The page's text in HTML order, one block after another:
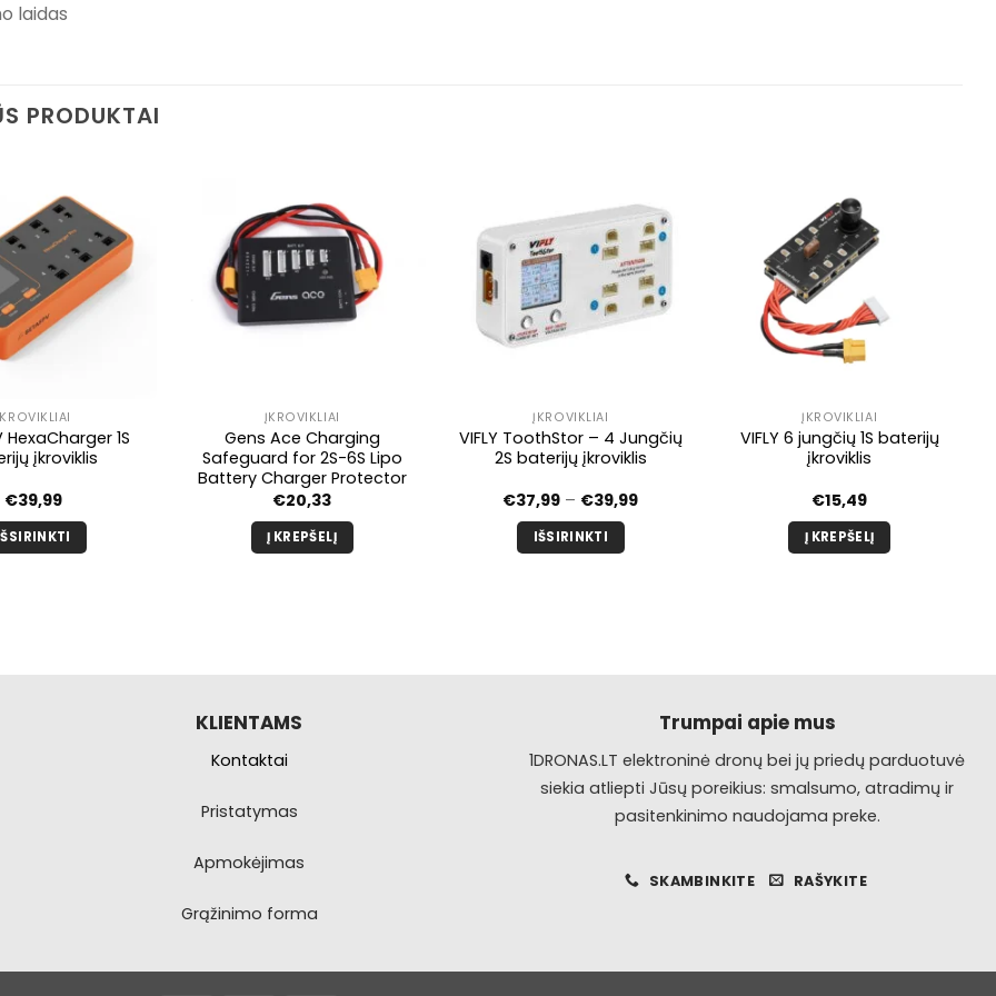
laidas
PRODUKTAI
HexaCharger 1S
įkroviklis
€39,99
ĮKROVIKLIAI
Gens Ace Charging
Safeguard for 2S-6S Lipo
Battery Charger Protector
€20,33
Į KREPŠELĮ
ĮKROVIKLIAI
VIFLY ToothStor – 4 Jungčių
2S baterijų įkroviklis
€37,99 – €39,99Kainų
IŠSIRINKTI
produkto
puslapyje.
ĮKROVIKLIAI
VIFLY 6 jungčių 1S baterijų
įkroviklis
€15,49
Į KREPŠELĮ
KLIENTAMS
Kontaktai
Pristatymas
Apmokėjimas
Grąžinimo forma
Trumpai apie mus
1DRONAS.LT elektroninė dronų bei jų priedų parduotuvė
siekia atliepti Jūsų poreikius: smalsumo, atradimų ir
pasitenkinimo naudojama preke.
SKAMBINKITE RAŠYKITE